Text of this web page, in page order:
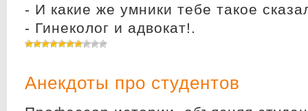
- И какие же умники тебе такое
- Гинеколог и адвокат!.
Анекдоты про студентов